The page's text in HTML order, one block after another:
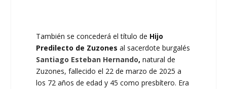
También se concederá el título de Hijo
Predilecto de Zuzones al sacerdote burgalés
Santiago Esteban Hernando, natural de
Zuzones, fallecido el 22 de marzo de 2025 a
los 72 años de edad y 45 como presbítero. Era